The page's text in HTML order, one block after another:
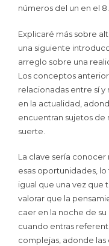
números del un en el 8.
Explicaré más sobre
una siguiente
arreglo sobre una
Los conceptos
relacionadas entre sí
en la actualidad,
encuentran sujetos
suerte.
La clave serí­a
esas oportunidades,
igual que una vez que
valorar que la
caer en la noche de
cuando entras
complejas, adonde